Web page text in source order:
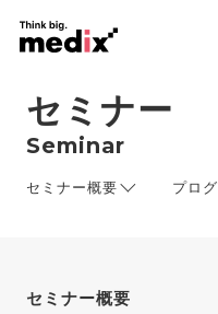
セミナー
Seminar
セミナー概要 プロ
セミナー概要